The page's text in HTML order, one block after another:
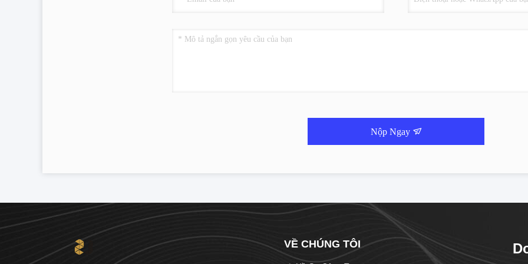
Nộp Ngay
VỀ CHÚNG TÔI